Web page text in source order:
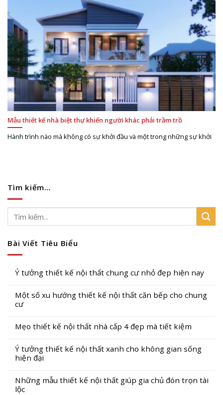
Mẫu thiết kế nhà biệt thự khiến người khác phải trầm trồ
Hành trình nào mà không có sự khởi đầu và một trong những sự khởi
Tìm kiếm…
Bài Viết Tiêu Biểu
Ý tưởng thiết kế nội thất chung cư nhỏ đẹp hiện nay
Một số xu hướng thiết kế nội thất căn bếp cho chung
cư
Mẹo thiết kế nội thất nhà cấp 4 đẹp mà tiết kiệm
Ý tưởng thiết kế nội thất xanh cho không gian sống
hiện đại
Những mẫu thiết kế nội thất giúp gia chủ đón trọn tài
lộc